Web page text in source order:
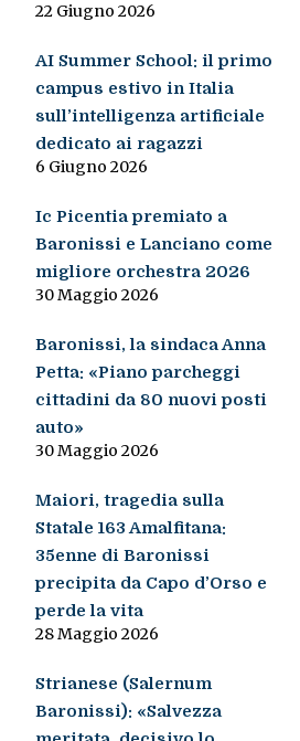
22 Giugno 2026
AI Summer School: il primo
campus estivo in Italia
sull’intelligenza artificiale
dedicato ai ragazzi
6 Giugno 2026
Ic Picentia premiato a
Baronissi e Lanciano come
migliore orchestra 2026
30 Maggio 2026
Baronissi, la sindaca Anna
Petta: «Piano parcheggi
cittadini da 80 nuovi posti
auto»
30 Maggio 2026
Maiori, tragedia sulla
Statale 163 Amalfitana:
35enne di Baronissi
precipita da Capo d’Orso e
perde la vita
28 Maggio 2026
Strianese (Salernum
Baronissi): «Salvezza